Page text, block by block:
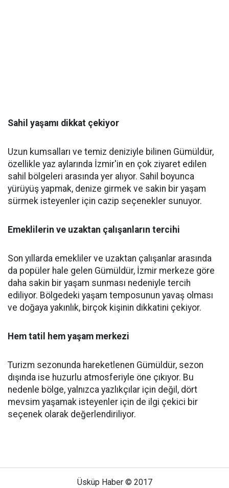
Sahil yaşamı dikkat çekiyor
Uzun kumsalları ve temiz deniziyle bilinen Gümüldür,
özellikle yaz aylarında İzmir'in en çok ziyaret edilen
sahil bölgeleri arasında yer alıyor. Sahil boyunca
yürüyüş yapmak, denize girmek ve sakin bir yaşam
sürmek isteyenler için cazip seçenekler sunuyor.
Emeklilerin ve uzaktan çalışanların tercihi
Son yıllarda emekliler ve uzaktan çalışanlar arasında
da popüler hale gelen Gümüldür, İzmir merkeze göre
daha sakin bir yaşam sunması nedeniyle tercih
ediliyor. Bölgedeki yaşam temposunun yavaş olması
ve doğaya yakınlık, birçok kişinin dikkatini çekiyor.
Hem tatil hem yaşam merkezi
Turizm sezonunda hareketlenen Gümüldür, sezon
dışında ise huzurlu atmosferiyle öne çıkıyor. Bu
nedenle bölge, yalnızca yazlıkçılar için değil, dört
mevsim yaşamak isteyenler için de ilgi çekici bir
seçenek olarak değerlendiriliyor.
Üsküp Haber © 2017